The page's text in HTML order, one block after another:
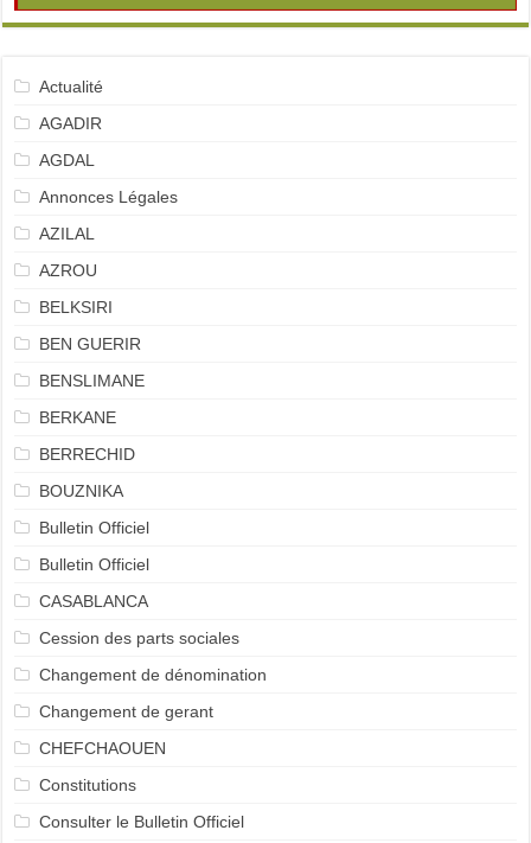
Actualité
AGADIR
AGDAL
Annonces Légales
AZILAL
AZROU
BELKSIRI
BEN GUERIR
BENSLIMANE
BERKANE
BERRECHID
BOUZNIKA
Bulletin Officiel
Bulletin Officiel
CASABLANCA
Cession des parts sociales
Changement de dénomination
Changement de gerant
CHEFCHAOUEN
Constitutions
Consulter le Bulletin Officiel